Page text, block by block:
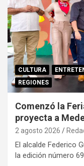
CULTURA
REGIONES
Comenzó la
proyecta a
2 agosto 2026
El alcalde Federico
la edición número